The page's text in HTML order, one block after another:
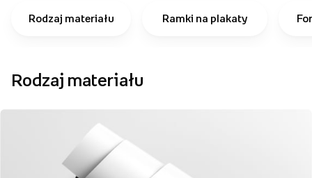
Rodzaj materiału Ramki na plakaty
Rodzaj materiału